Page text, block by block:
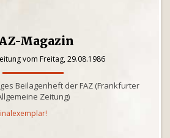
Magazin
vom Freitag, 29.08.1986
Beilagenheft der FAZ (Frankfurter
Zeitung)